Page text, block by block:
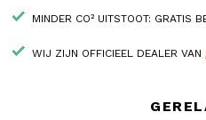
MINDER CO² UITSTOOT: GRATIS
WIJ ZIJN OFFICIEEL DEALER VAN